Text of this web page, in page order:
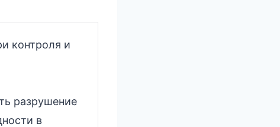
контроля и
разрушение
в